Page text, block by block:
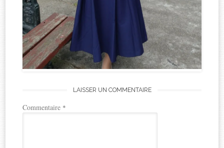
LAISSER UN COMMENTAIRE
Commentaire *